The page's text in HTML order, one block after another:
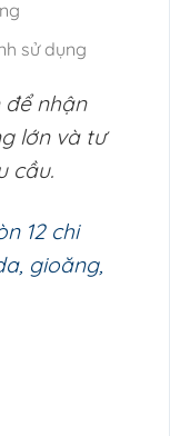
sử dụng
để nhận
lớn và tư
cầu.
12 chi
gioăng,